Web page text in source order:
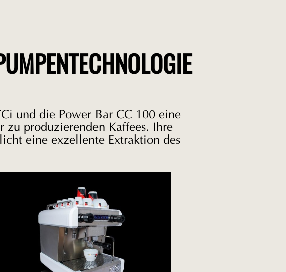
und die Power Bar CC 100 eine
zu produzierenden Kaffees. Ihre
eine exzellente Extraktion des